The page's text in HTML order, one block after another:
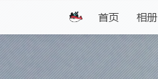
首页 相册